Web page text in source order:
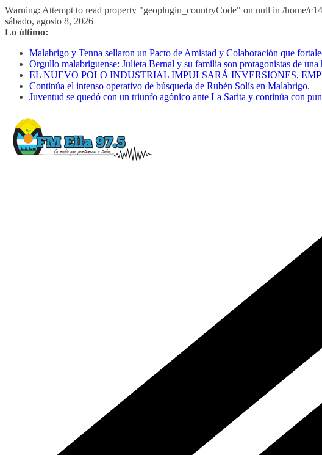
Warning: Attempt to read property "geoplugin_countryCode" on null in /home/
Saltar
al
sábado, agosto 8, 2026
Lo último:
Malabrigo y Tenna sellaron un Pacto de Amistad y Colaboración que
Orgullo malabriguense: Julieta Bernal y su familia son protagonistas de
EL NUEVO POLO INDUSTRIAL IMPULSARÁ INVERSIONES,
Continúa el intenso operativo de búsqueda de Rubén Solís en Malabrigo.
Juventud se quedó con un triunfo agónico ante La Sarita y continúa con